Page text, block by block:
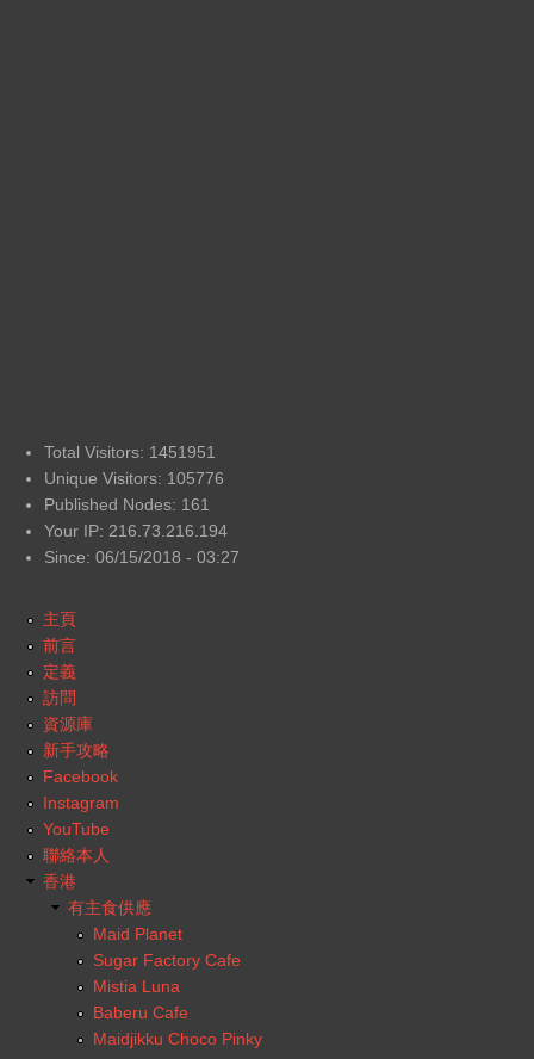
Total Visitors: 1451951
Unique Visitors: 105776
Published Nodes: 161
Your IP: 216.73.216.194
Since: 06/15/2018 - 03:27
主頁
前言
定義
訪問
資源庫
新手攻略
Facebook
Instagram
YouTube
聯絡本人
香港
有主食供應
Maid Planet
Sugar Factory Cafe
Mistia Luna
Baberu Cafe
Maidjikku Choco Pinky